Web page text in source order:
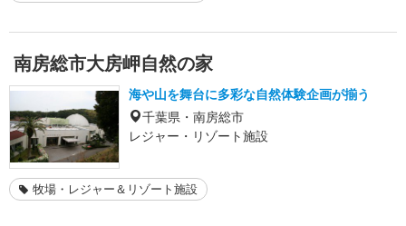
南房総市大房岬自然の家
海や山を舞台に多彩な自然体験企画が揃う
千葉県・南房総市
レジャー・リゾート施設
牧場・レジャー＆リゾート施設